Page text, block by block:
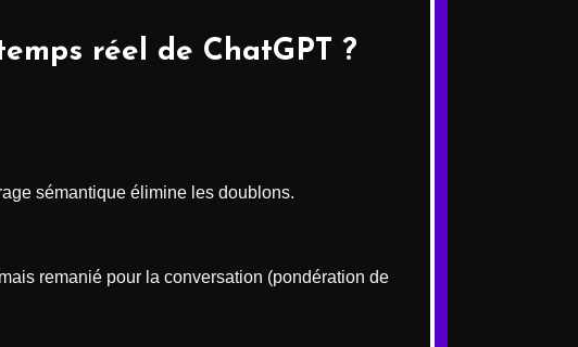
réel de ChatGPT ?
sémantique élimine les doublons.
remanié pour la conversation (pondération de